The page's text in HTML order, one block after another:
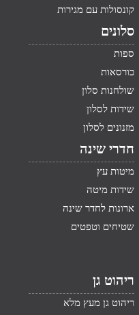
קונסולות עם מגירות
סלונים
ספות
כורסאות
שולחנות סלון
שידות לסלון
מזנונים לסלון
חדרי שינה
מיטות עץ
שידות מיטה
ארונות לחדר שינה
שטיחים וטפטים
ריהוט גן
ריהוט גן מעץ מלא